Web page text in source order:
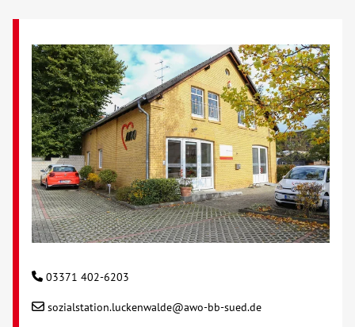
03371 402-6203
sozialstation.luckenwalde@awo-bb-sued.de